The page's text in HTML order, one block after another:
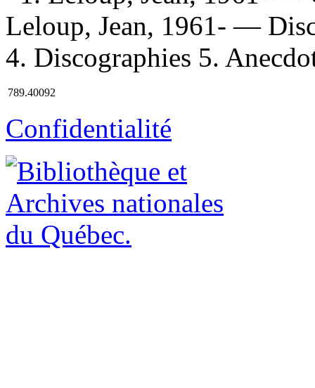
Leloup, Jean, 1961- —
4. Discographies 5.
789.40092
Confidentialité